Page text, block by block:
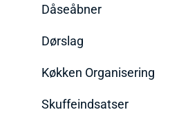
Dåseåbner
Dørslag
Køkken Organisering
Skuffeindsatser